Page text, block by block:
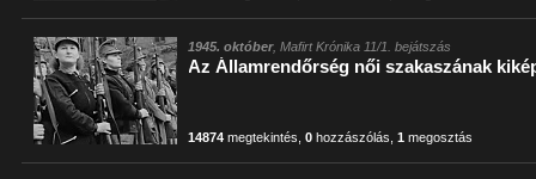
1945. október, Mafirt Krónika 11/1. bejátszás
Az Államrendőrség női szakaszának
14874 megtekintés ,0 hozzászólás ,1 megosztás